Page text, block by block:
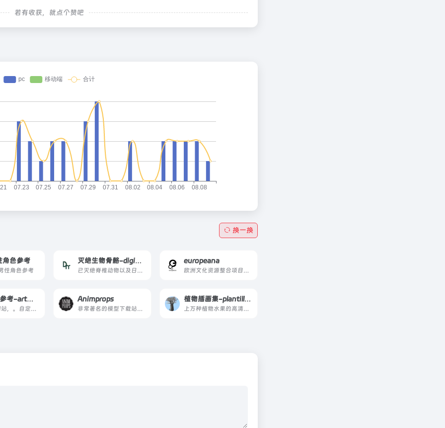
若有收获，就点个赞吧
换一换
角色参考
性角色参考
灭绝生物骨骼-digimorph
已灭绝脊椎动物以及日益增多的无脊椎动物的内外结构
europeana
欧洲文化资源整合项目，涵盖图书馆，博物馆，档案馆的文化历史资料
人物360°参考-artmodels360
付费参考网站，。自定义界面允许您将模型旋转 360 度
Animprops
非常著名的模型下载站，主要以迪士尼风格的角色模型和写实模型为主，非常适合做动画的同学
植物插画集-plantillustrations
上万种植物水果的高清插画图